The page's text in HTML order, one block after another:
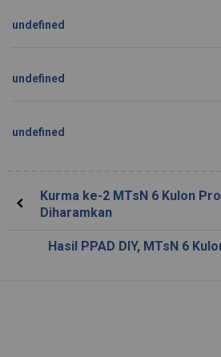
undefined
undefined
undefined
Kurma ke-2 MTsN 6 Kulon
Diharamkan
Hasil PPAD DIY, MTsN 6